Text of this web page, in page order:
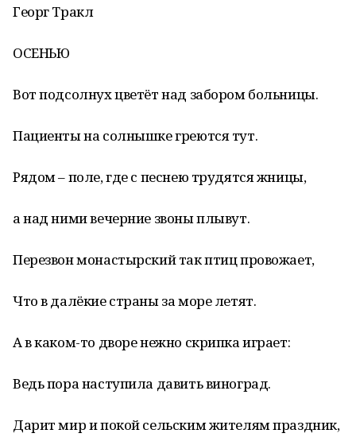
Георг Тракл
ОСЕНЬЮ
Вот подсолнух цветёт над забором больницы.
Пациенты на солнышке греются тут.
Рядом – поле, где с песнею трудятся жницы,
а над ними вечерние звоны плывут.
Перезвон монастырский так птиц провожает,
Что в далёкие страны за море летят.
А в каком-то дворе нежно скрипка играет:
Ведь пора наступила давить виноград.
Дарит мир и покой сельским жителям праздник,